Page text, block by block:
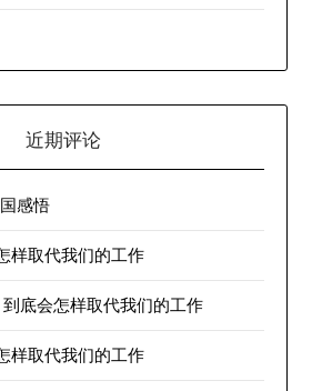
近期评论
感悟
样取代我们的工作
到底会怎样取代我们的工作
样取代我们的工作